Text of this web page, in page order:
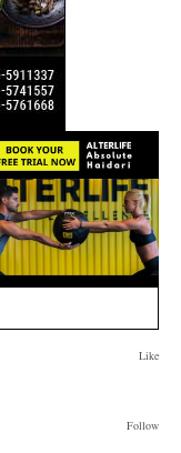
Like
Follow